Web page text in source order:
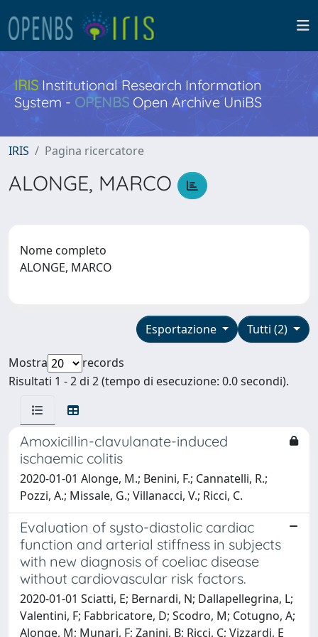
IRISInstitutional Research Information
System - OPENBS Open Archive UniBS
IRIS Pagina ricercatore
ALONGE, MARCO
Nome completo
ALONGE, MARCO
Tutti (2)
Esportazione
Mostra
records
Risultati 1 - 2 di 2 (tempo di esecuzione: 0.0 secondi).
Amoxicillin-clavulanate-induced
ischaemic colitis
2020-01-01 Alonge, M.; Benini, F.; Cannatelli, R.;
Pozzi, A.; Missale, G.; Villanacci, V.; Ricci, C.
Evaluation of systo-diastolic cardiac
function and arterial stiffness in subjects
with new diagnosis of coeliac disease
without cardiovascular risk factors.
2020-01-01 Sciatti, E; Bernardi, N; Dallapellegrina, L;
Valentini, F; Fabbricatore, D; Scodro, M; Cotugno, A;
Alonge, M; Munari, F; Zanini, B; Ricci, C; Vizzardi, E